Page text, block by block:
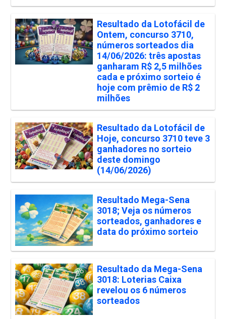
Resultado da Lotofácil de
Ontem, concurso 3710,
números sorteados dia
14/06/2026: três apostas
ganharam R$ 2,5 milhões
cada e próximo sorteio é
hoje com prêmio de R$ 2
milhões
Resultado da Lotofácil de
Hoje, concurso 3710 teve 3
ganhadores no sorteio
deste domingo
(14/06/2026)
Resultado Mega-Sena
3018; Veja os números
sorteados, ganhadores e
data do próximo sorteio
Resultado da Mega-Sena
3018: Loterias Caixa
revelou os 6 números
sorteados